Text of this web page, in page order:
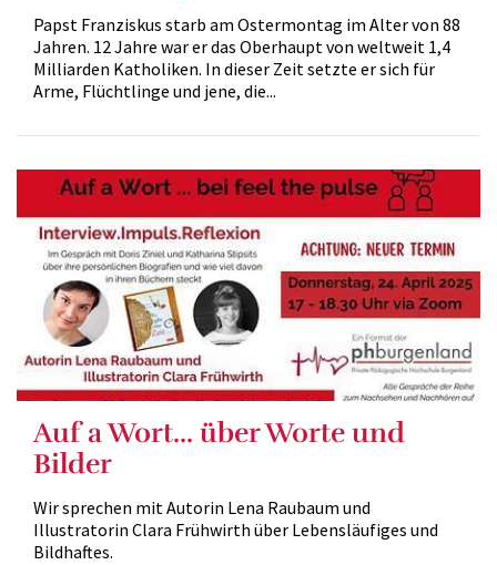
Papst Franziskus starb am Ostermontag im Alter von 88
Jahren. 12 Jahre war er das Oberhaupt von weltweit 1,4
Milliarden Katholiken. In dieser Zeit setzte er sich für
Arme, Flüchtlinge und jene, die...
Auf a Wort... über Worte und
Bilder
Wir sprechen mit Autorin Lena Raubaum und
Illustratorin Clara Frühwirth über Lebensläufiges und
Bildhaftes.